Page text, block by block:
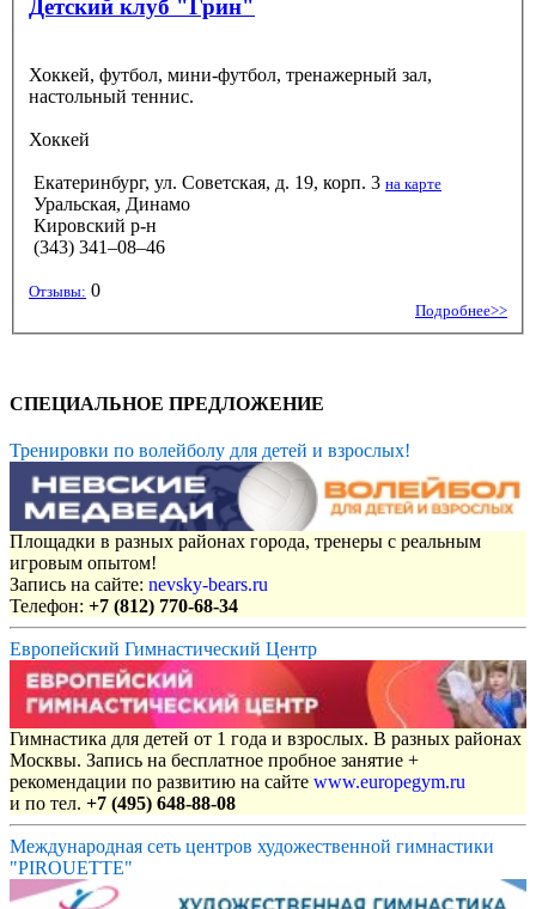
Детский клуб "Грин"
Хоккей, футбол, мини-футбол, тренажерный зал,
настольный теннис.
Хоккей
Екатеринбург, ул. Советская, д. 19, корп. 3 на карте
Уральская, Динамо
Кировский р-н
(343) 341–08–46
Отзывы: 0
Подробнее>>
СПЕЦИАЛЬНОЕ ПРЕДЛОЖЕНИЕ
Тренировки по волейболу для детей и взрослых!
Площадки в разных районах города, тренеры с реальным
игровым опытом!
Запись на сайте: nevsky-bears.ru
Телефон: +7 (812) 770-68-34
Европейский Гимнастический Центр
Гимнастика для детей от 1 года и взрослых. В разных районах
Москвы. Запись на бесплатное пробное занятие +
рекомендации по развитию на сайте www.europegym.ru
и по тел. +7 (495) 648-88-08
Международная сеть центров художественной гимнастики
"PIROUETTE"